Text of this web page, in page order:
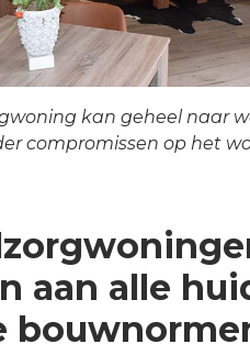
kan geheel naar
compromissen op het
aan alle